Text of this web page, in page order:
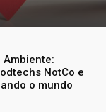
Ambiente:
NotCo e
o mundo